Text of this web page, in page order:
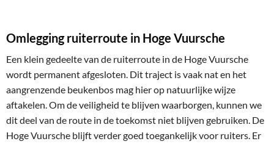
Omlegging ruiterroute in Hoge Vuursche
Een klein gedeelte van de ruiterroute in de Hoge Vuursche
wordt permanent afgesloten. Dit traject is vaak nat en het
aangrenzende beukenbos mag hier op natuurlijke wijze
aftakelen. Om de veiligheid te blijven waarborgen, kunnen we
dit deel van de route in de toekomst niet blijven gebruiken. De
Hoge Vuursche blijft verder goed toegankelijk voor ruiters. Er